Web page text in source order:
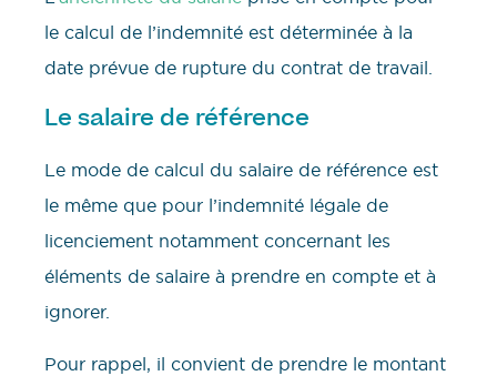
le calcul de l’indemnité est déterminée à la
date prévue de rupture du contrat de travail.
Le salaire de référence
Le mode de calcul du salaire de référence est
le même que pour l’indemnité légale de
licenciement notamment concernant les
éléments de salaire à prendre en compte et à
ignorer.
Pour rappel, il convient de prendre le montant